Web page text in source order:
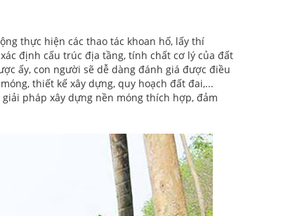
thực hiện các thao tác khoan hố, lấy thí
định cấu trúc địa tầng, tính chất cơ lý của đất
ấy, con người sẽ dễ dàng đánh giá được điều
thiết kế xây dựng, quy hoạch đất đai,...
pháp xây dựng nền móng thích hợp, đảm